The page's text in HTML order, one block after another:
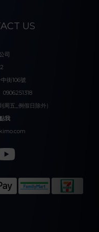
US
司
街106號
周五_例假日除外)
我